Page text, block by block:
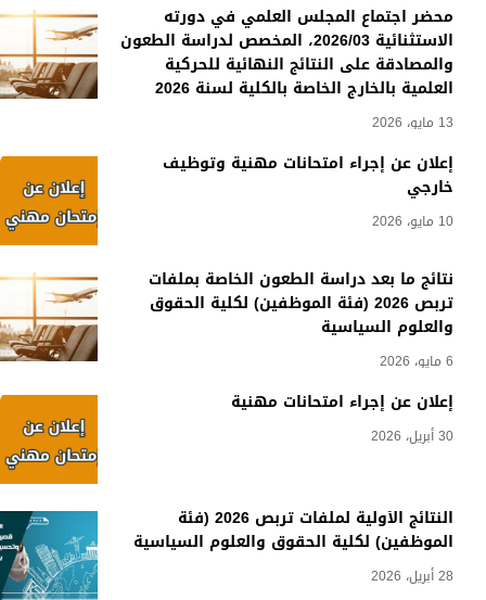
محضر اجتماع المجلس العلمي في دورته
الاستثنائية 2026/03، المخصص لدراسة الطعون
والمصادقة على النتائج النهائية للحركية
العلمية بالخارج الخاصة بالكلية لسنة 2026
13 مايو، 2026
إعلان عن إجراء امتحانات مهنية وتوظيف
خارجي
10 مايو، 2026
نتائج ما بعد دراسة الطعون الخاصة بملفات
تربص 2026 (فئة الموظفين) لكلية الحقوق
والعلوم السياسية
6 مايو، 2026
إعلان عن إجراء امتحانات مهنية
30 أبريل، 2026
النتائج الأولية لملفات تربص 2026 (فئة
الموظفين) لكلية الحقوق والعلوم السياسية
28 أبريل، 2026